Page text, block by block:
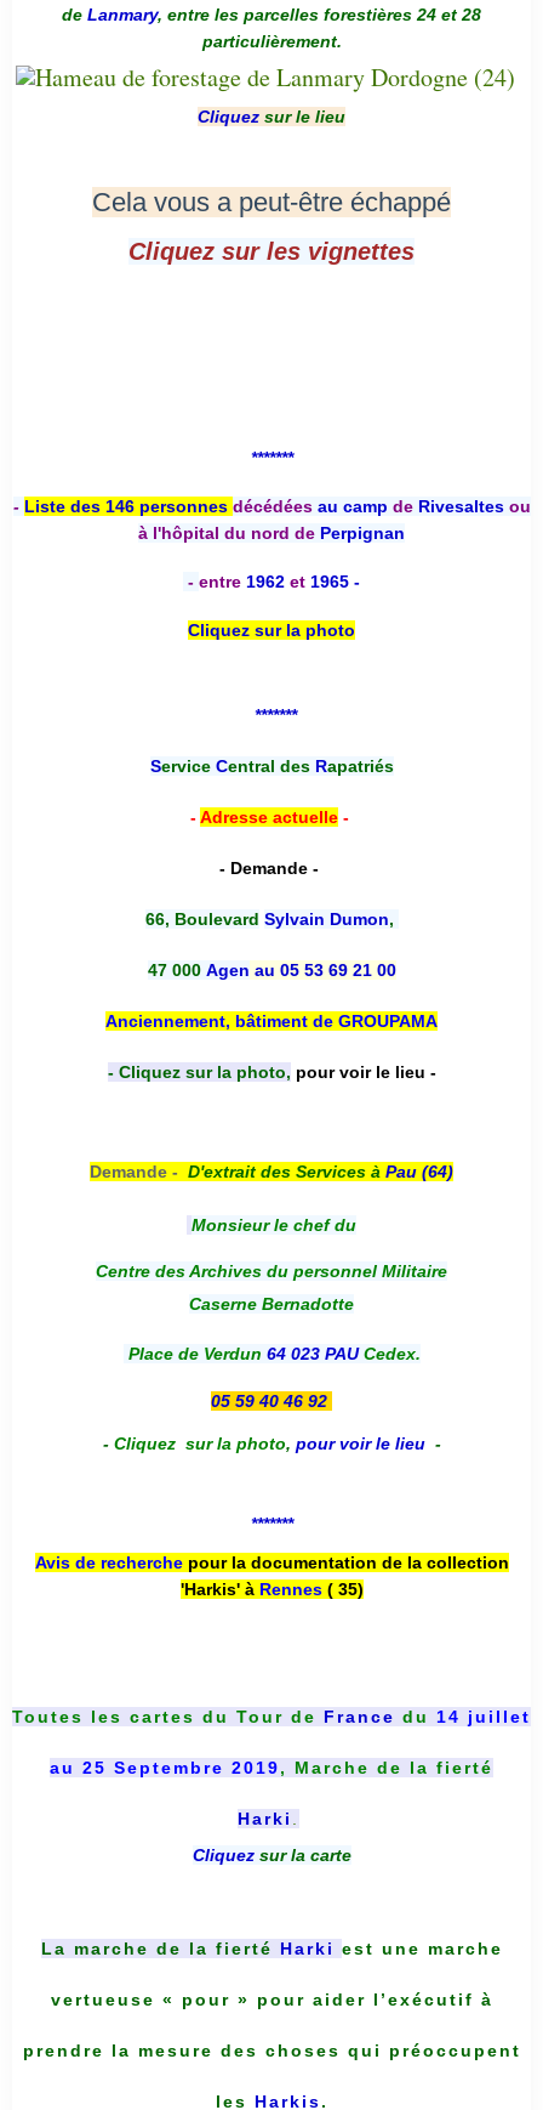
de Lanmary, entre les parcelles forestières 24 et 28
particulièrement.
Cliquez sur le lieu
Cela vous a peut-être échappé
Cliquez sur les vignettes
*******
- Liste des 146 personnes décédées au camp deRivesaltesou
à l'hôpital du nord de Perpignan
- entre 1962 et 1965 -
Cliquez sur la photo
*******
Service Central desRapatriés
-Adresse actuelle-
- Demande -
66, Boulevard Sylvain Dumon,
47 000 Agen au 05 53 69 21 00
Anciennement, bâtiment de GROUPAMA
- Cliquez sur la photo, pour voir le lieu -
Demande - D'extrait des Services à Pau (64)
Monsieur le chef du
Centre des Archives du personnel Militaire
Caserne Bernadotte
Place de Verdun 64 023 PAUCedex.
05 59 40 46 92
- Cliquez sur la photo, pour voir le lieu -
*******
Avis de recherche pour la documentation de la collection
'Harkis' à Rennes( 35)
Toutes les cartes du Tour de France du 14 juillet
au 25 Septembre 2019, Marche de la fierté
Harki
Cliquez sur la carte
La marche de la fierté Harki est une marche
vertueuse « pour » pour aider l’exécutif à
prendre la mesure des choses qui préoccupent
les Harkis.